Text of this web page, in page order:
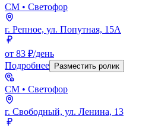
СМ • Светофор
г. Репное, ул. Попутная, 15А
от 83 ₽/день
Подробнее
Разместить ролик
СМ • Светофор
г. Свободный, ул. Ленина, 13